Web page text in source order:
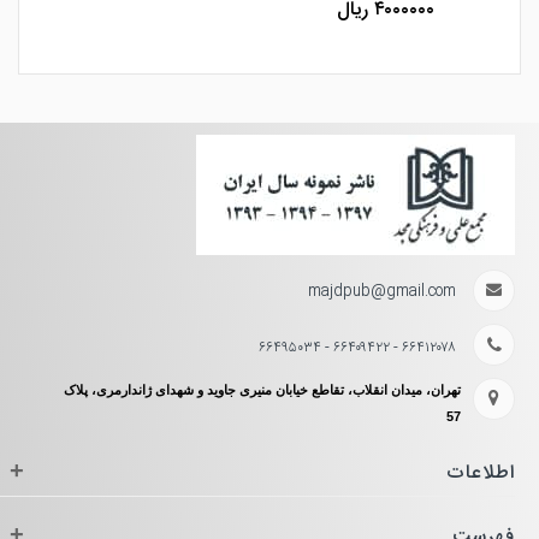
فصل نهم: آنارشيست ها
۴۰۰۰۰۰۰ ریال
majdpub@gmail.com
۶۶۴۱۲۰۷۸ - ۶۶۴۰۹۴۲۲ - ۶۶۴۹۵۰۳۴
تهران، میدان انقلاب، تقاطع خیابان منیری جاوید و شهدای ژاندارمری، پلاک
57
اطلاعات +